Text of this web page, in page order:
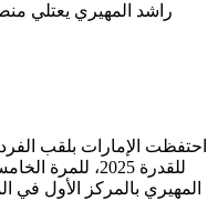
راشد المهيري يعتلي
احتفظت الإمارات بلقب
للقدرة 2025،
المهيري بالمركز الأول في